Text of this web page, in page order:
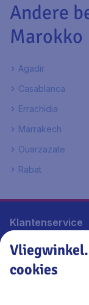
Andere
Marokko
Agadir
Casablanca
Errachidia
Marrakech
Ouarzazate
Rabat
Klantenservice
Vliegwinkel.nl
cookies